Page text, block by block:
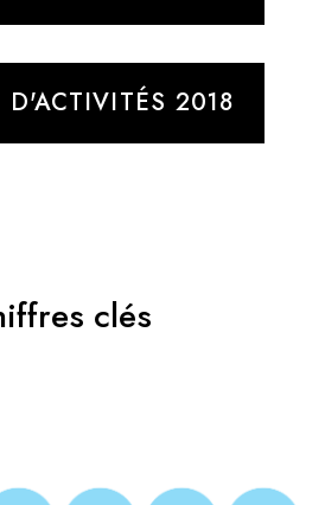
D'ACTIVITÉS 2018
clés